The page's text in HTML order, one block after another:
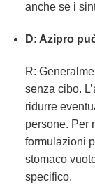
anche se i
D: Azipro
R:
senza cibo.
ridurre
persone. Per
formulazioni
stomaco
specifico.